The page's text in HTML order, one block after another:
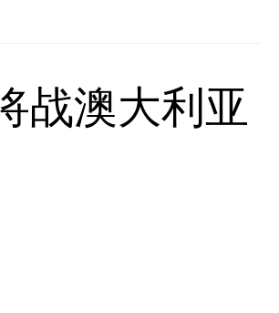
战澳大利亚